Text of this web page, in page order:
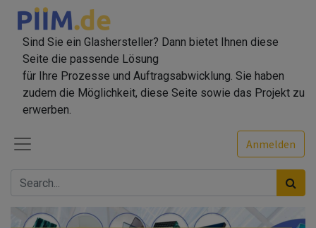
Sind Sie ein Glashersteller? Dann bietet Ihnen diese
Seite die passende Lösung
für Ihre Prozesse und Auftragsabwicklung. Sie haben
zudem die Möglichkeit, diese Seite sowie das Projekt zu
erwerben.
Anmelden